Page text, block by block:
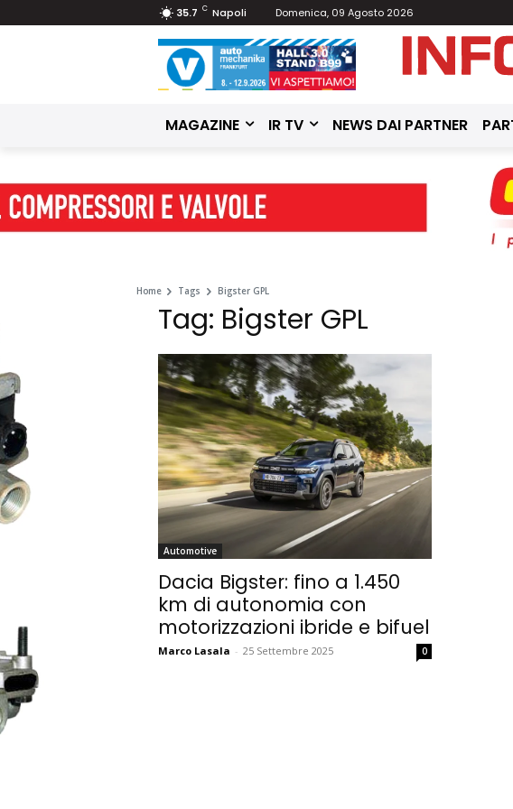
35.7 C Napoli Domenica, 09 Agosto 2026
MAGAZINE IR TV NEWS DAI PARTNER
Home Tags Bigster GPL
Tag: Bigster GPL
Automotive
Dacia Bigster: fino a 1.450
km di autonomia con
motorizzazioni ibride e bifuel
Marco Lasala - 25 Settembre 2025 0